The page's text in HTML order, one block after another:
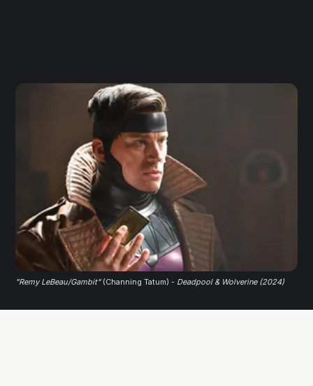
"Remy LeBeau/Gambit" (Channing Tatum) - Deadpool & Wolverine (2024)